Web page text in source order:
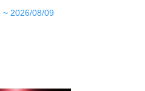
~ 2026/08/09